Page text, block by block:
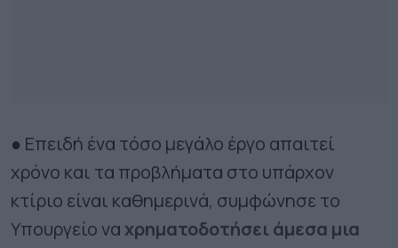
● Επειδή ένα τόσο μεγάλο έργο απαιτεί
χρόνο και τα προβλήματα στο υπάρχον
κτίριο είναι καθημερινά, συμφώνησε το
Υπουργείο να χρηματοδοτήσει άμεσα μια